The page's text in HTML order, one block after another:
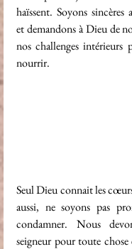
haïssent. Soyons sincères
et demandons à Dieu de
nos challenges intérieurs
nourrir.
Seul Dieu connait les
aussi, ne soyons pas
condamner. Nous
seigneur pour toute chose